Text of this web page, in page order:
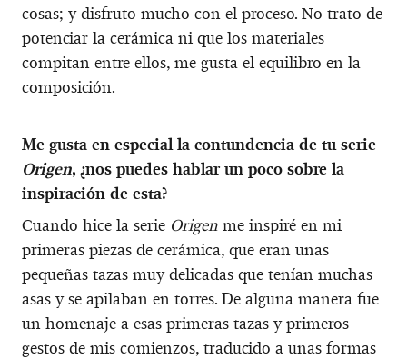
cosas; y disfruto mucho con el proceso. No trato de
potenciar la cerámica ni que los materiales
compitan entre ellos, me gusta el equilibro en la
composición.
Me gusta en especial la contundencia de tu serie
Origen, ¿nos puedes hablar un poco sobre la
inspiración de esta?
Cuando hice la serie Origen me inspiré en mi
primeras piezas de cerámica, que eran unas
pequeñas tazas muy delicadas que tenían muchas
asas y se apilaban en torres. De alguna manera fue
un homenaje a esas primeras tazas y primeros
gestos de mis comienzos, traducido a unas formas